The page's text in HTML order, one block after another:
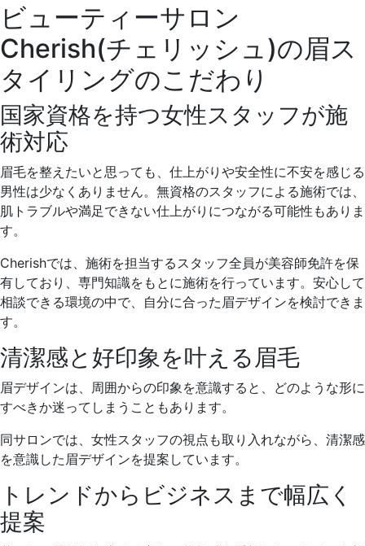
ビューティーサロン
Cherish(チェリッシュ)の眉ス
タイリングのこだわり
国家資格を持つ女性スタッフが施
術対応
眉毛を整えたいと思っても、仕上がりや安全性に不安を感じる
男性は少なくありません。無資格のスタッフによる施術では、
肌トラブルや満足できない仕上がりにつながる可能性もありま
す。
Cherishでは、 施術を担当するスタッフ全員が美容師免許を保
有しており、専門知識をもとに施術を行っています。安心して
相談できる環境の中で、自分に合った眉デザインを検討できま
す。
清潔感と好印象を叶える眉毛
眉デザインは、周囲からの印象を意識すると、どのような形に
すべきか迷ってしまうこともあります。
同サロンでは、女性スタッフの視点も取り入れながら、 清潔感
を意識した眉デザインを提案 しています。
トレンドからビジネスまで幅広く
提案